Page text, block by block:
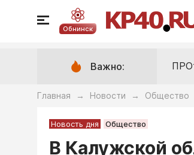
Обнинск
Важно:
Главная → Новости → Общество
Новость дня Общество
В Калужской